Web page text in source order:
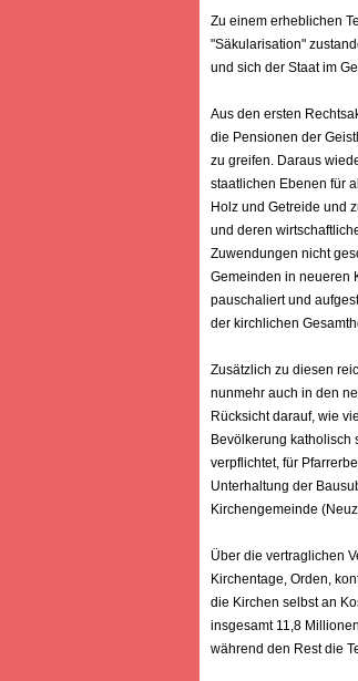
Zu einem erheblichen
"Säkularisation"
und sich der Staat im
Aus den ersten
die Pensionen der
zu greifen. Daraus
staatlichen Ebenen für
Holz und Getreide und
und deren
Zuwendungen nicht
Gemeinden in neueren
pauschaliert und
der kirchlichen
Zusätzlich zu diesen
nunmehr auch in den
Rücksicht darauf, wie
Bevölkerung katholisch
verpflichtet, für
Unterhaltung der
Kirchengemeinde
Über die vertraglichen
Kirchentage, Orden,
die Kirchen selbst an
insgesamt 11,8
während den Rest die